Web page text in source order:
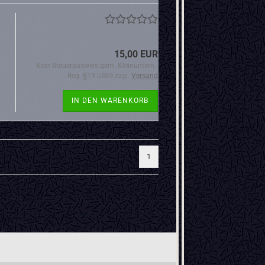
15,00 EUR
Kein Steuerausweis gem. Kleinuntern.-
Reg. §19 UStG zzgl. Versand
IN DEN WARENKORB
1